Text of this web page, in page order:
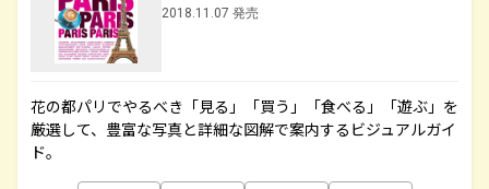
2018.11.07 発売
花の都パリでやるべき「見る」「買う」「食べる」「遊ぶ」を
厳選して、豊富な写真と詳細な図解で案内するビジュアルガイ
ド。